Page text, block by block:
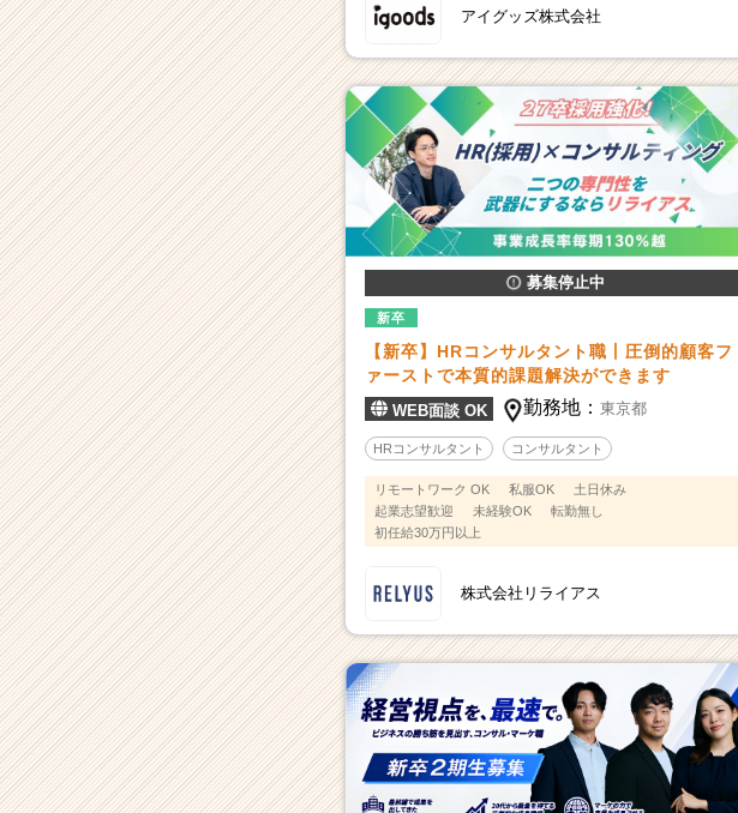
アイグッズ株式会社
募集停止中
新卒
【新卒】HRコンサルタント職丨圧倒的顧客フ
ァーストで本質的課題解決ができます
WEB面談 OK 勤務地：東京都
HRコンサルタント コンサルタント
リモートワーク OK 私服OK
土日休み
起業志望歓迎
未経験OK
転勤無し
初任給30万円以上
株式会社リライアス